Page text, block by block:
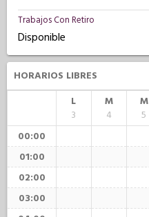
Trabajos Con Retiro
Disponible
HORARIOS LIBRES
L
3
M
4
M
5
00:00
01:00
02:00
03:00